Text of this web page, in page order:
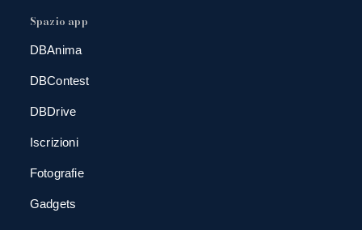
Spazio app
DBAnima
DBContest
DBDrive
Iscrizioni
Fotografie
Gadgets